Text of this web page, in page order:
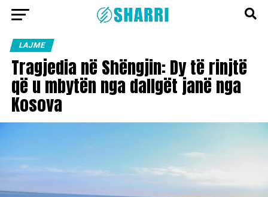
LAJME
Tragjedia në Shëngjin: Dy të rinjtë
që u mbytën nga dallgët janë nga
Kosova